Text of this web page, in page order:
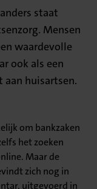
staat
Mensen
waardevolle
ook als een
huisartsen.
om bankzaken
het zoeken
Maar de
zich nog in
uitgevoerd in